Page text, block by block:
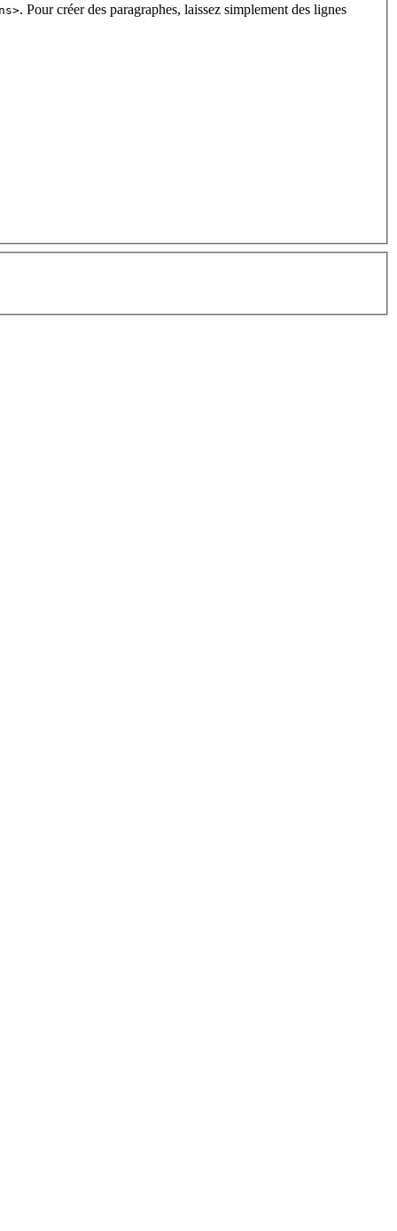
. Pour créer des paragraphes, laissez simplement des lignes